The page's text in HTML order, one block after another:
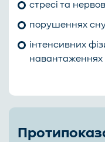
стресі та
порушеннях
інтенсивних
навантаженнях